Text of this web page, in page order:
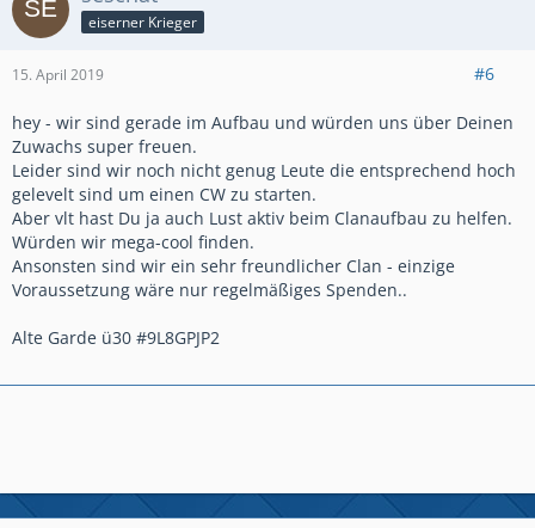
eiserner Krieger
15. April 2019 #6
hey - wir sind gerade im Aufbau und würden uns über Deinen
Zuwachs super freuen.
Leider sind wir noch nicht genug Leute die entsprechend hoch
gelevelt sind um einen CW zu starten.
Aber vlt hast Du ja auch Lust aktiv beim Clanaufbau zu helfen.
Würden wir mega-cool finden.
Ansonsten sind wir ein sehr freundlicher Clan - einzige
Voraussetzung wäre nur regelmäßiges Spenden..
Alte Garde ü30 #9L8GPJP2